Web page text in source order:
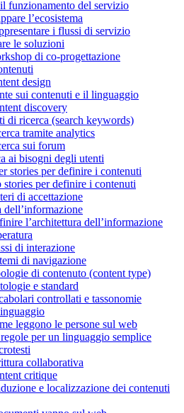
funzionamento del servizio
l’ecosistema
i flussi di servizio
le soluzioni
di co-progettazione
design
sui contenuti e il linguaggio
discovery
di ricerca (search keywords)
tramite analytics
sui forum
ai bisogni degli utenti
stories per definire i contenuti
stories per definire i contenuti
di accettazione
l’architettura dell’informazione
di interazione
di navigazione
di contenuto (content type)
e standard
controllati e tassonomie
leggono le persone sul web
per un linguaggio semplice
collaborativa
critique
e localizzazione dei contenuti